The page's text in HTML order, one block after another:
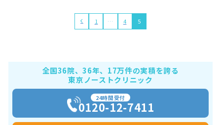
1 … 4 5
全国36院、36年、17万件の実積を誇る
東京ノーストクリニック
24時間受付
0120-12-7411